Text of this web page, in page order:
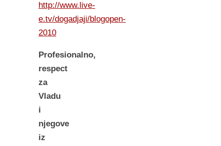
http://www.live-
e.tv/dogadjaji/blogopen-
2010
Profesionalno,
respect
za
Vladu
i
njegove
iz